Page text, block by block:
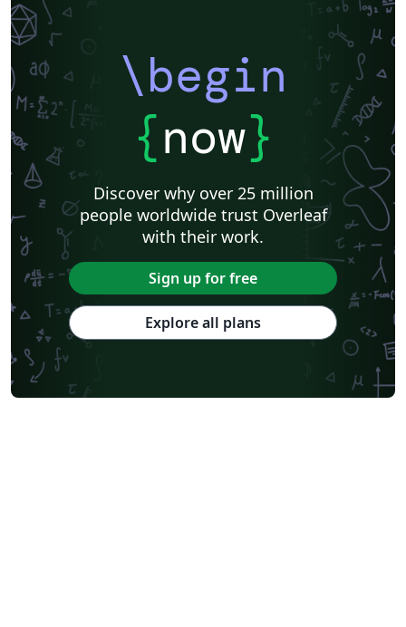
\begin
{now}
Discover why over 25 million
people worldwide trust Overleaf
with their work.
Sign up for free
Explore all plans